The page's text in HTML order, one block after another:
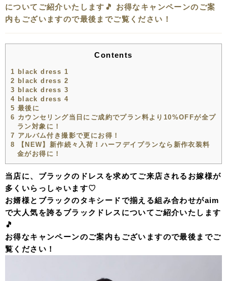
についてご紹介いたします🎵 お得なキャンペーンのご案
内もございますので最後までご覧ください！
Contents
1 black dress 1
2 black dress 2
3 black dress 3
4 black dress 4
5 最後に
6 カウンセリング当日にご成約でプラン料より10%OFFが全プ
ラン対象に！
7 アルバム付き撮影で更にお得！
8 【NEW】新作続々入荷！ハーフデイプランなら新作衣装料
金がお得に！
当店に、ブラックのドレスを求めてご来店されるお嫁様が
多くいらっしゃいます♡
お婿様とブラックのタキシードで揃える組み合わせがaim
で大人気を誇るブラックドレスについてご紹介いたします
🎵
お得なキャンペーンのご案内もございますので最後までご
覧ください！